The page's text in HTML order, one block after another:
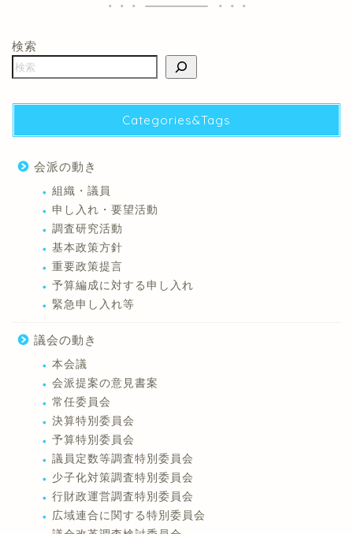
検索
Categories&Tags
会派の動き
組織・議員
申し入れ・要望活動
調査研究活動
基本政策方針
重要政策提言
予算編成に対する申し入れ
緊急申し入れ等
議会の動き
本会議
会派提案の意見書案
常任委員会
決算特別委員会
予算特別委員会
議員定数等調査特別委員会
少子化対策調査特別委員会
行財政運営調査特別委員会
広域連合に関する特別委員会